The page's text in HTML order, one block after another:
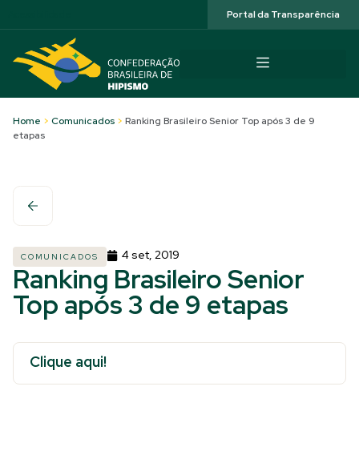
Portal da Transparência
Home > Comunicados > Ranking Brasileiro Senior Top após 3 de 9
etapas
COMUNICADOS 4 set, 2019
Ranking Brasileiro Senior
Top após 3 de 9 etapas
Clique aqui!